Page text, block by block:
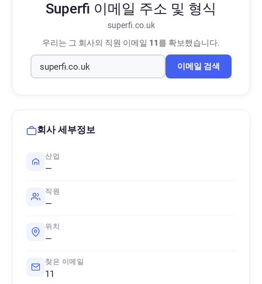
Superfi 이메일 주소 및 형식
superfi.co.uk
우리는 그 회사의 직원 이메일 11를 확보했습니다.
이메일 검색
회사 세부정보
산업
—
직원
—
위치
—
찾은 이메일
11